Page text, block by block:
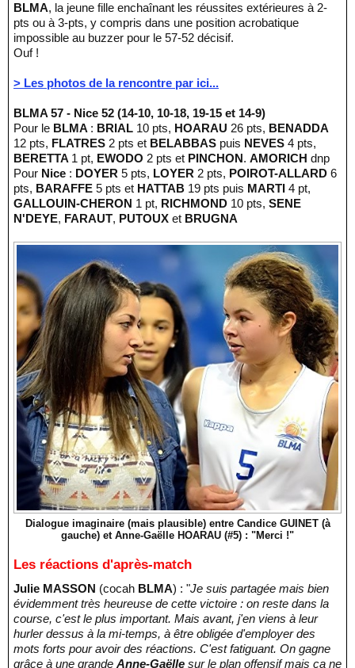
BLMA, la jeune fille enchaînant les réussites extérieures à 2-
pts ou à 3-pts, y compris dans une position acrobatique
impossible au buzzer pour le 57-52 décisif.
Ouf !
> Les photos de la rencontre par ici...
BLMA 57 - Nice 52 (14-10, 10-18, 19-15 et 14-9)
Pour le BLMA : BRIAL 10 pts, HOARAU 26 pts, BENADDA
12 pts, FLATRES 2 pts et BELABBAS puis NEVES 4 pts,
BERETTA 1 pt, EWODO 2 pts et PINCHON. AMORICH dnp
Pour Nice : DOYER 5 pts, LOYER 2 pts, POIROT-ALLARD 6
pts, BARAFFE 5 pts et HATTAB 19 pts puis MARTI 4 pt,
GALLOUIN-CHERON 1 pt, RICHMOND 10 pts, SENE
N'DEYE, FARAUT, PUTOUX et BRUGNA
Dialogue imaginaire (mais plausible) entre Candice GUINET (à
gauche) et Anne-Gaëlle HOARAU (#5) : "Merci !"
Les réactions d'après-match
Julie MASSON (cocah BLMA) : "Je suis partagée mais bien
évidemment très heureuse de cette victoire : on reste dans la
course, c'est le plus important. Mais avant, j'en viens à leur
hurler dessus à la mi-temps, à être obligée d'employer des
mots forts pour avoir des réactions. C'est fatiguant. On gagne
grâce à une grande Anne-Gaëlle sur le plan offensif mais ça ne